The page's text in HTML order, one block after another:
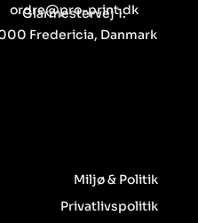
ordre@pro-print.dk
Glarmestervej 1.
Fredericia, Danmark
Miljø & Politik
Privatlivspolitik